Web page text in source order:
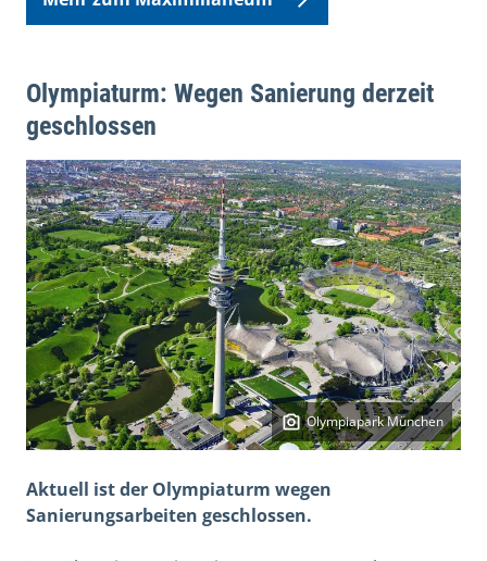
Olympiaturm: Wegen Sanierung derzeit
geschlossen
Olympiapark München
Aktuell ist der Olympiaturm wegen
Sanierungsarbeiten geschlossen.